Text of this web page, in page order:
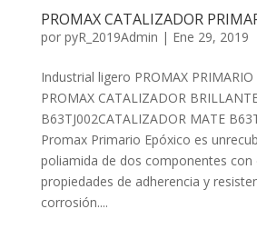
PROMAX CATALIZADOR
por pyR_2019Admin | Ene 29, 2019
Industrial ligero PROMAX PRIMARIO
PROMAX CATALIZADOR
B63TJ002CATALIZADOR MATE
Promax Primario Epóxico es
poliamida de dos componentes con
propiedades de adherencia y
corrosión....